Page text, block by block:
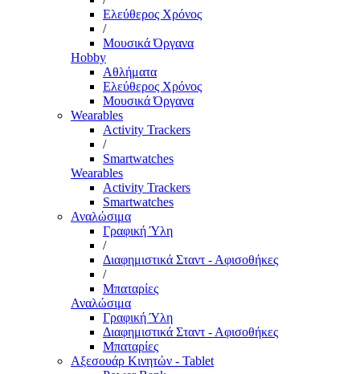
Ελεύθερος Χρόνος
/
Μουσικά Όργανα
Hobby
Αθλήματα
Ελεύθερος Χρόνος
Μουσικά Όργανα
Wearables
Activity Trackers
/
Smartwatches
Wearables
Activity Trackers
Smartwatches
Αναλώσιμα
Γραφική Ύλη
/
Διαφημιστικά Σταντ - Αφισοθήκες
/
Μπαταρίες
Αναλώσιμα
Γραφική Ύλη
Διαφημιστικά Σταντ - Αφισοθήκες
Μπαταρίες
Αξεσουάρ Κινητών - Tablet